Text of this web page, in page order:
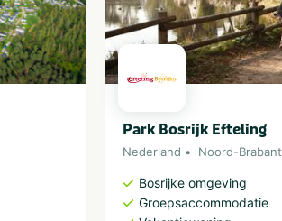
Park Bosrijk Efteling
Nederland Noord-Brabant
Bosrijke omgeving
Groepsaccommodatie